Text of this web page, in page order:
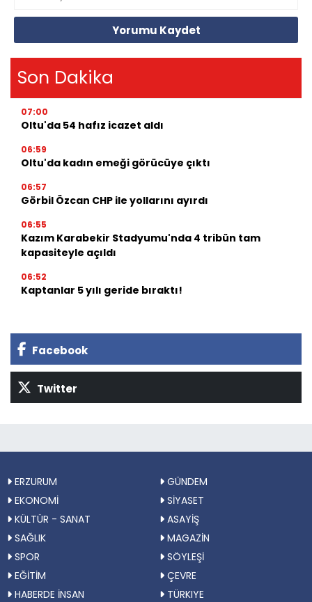
Yorumu Kaydet
Son Dakika
07:00
Oltu'da 54 hafız icazet aldı
06:59
Oltu'da kadın emeği görücüye çıktı
06:57
Görbil Özcan CHP ile yollarını ayırdı
06:55
Kazım Karabekir Stadyumu'nda 4 tribün tam
kapasiteyle açıldı
06:52
Kaptanlar 5 yılı geride bıraktı!
Facebook
Twitter
ERZURUM
GÜNDEM
EKONOMİ
SİYASET
KÜLTÜR - SANAT
ASAYİŞ
SAĞLIK
MAGAZİN
SPOR
SÖYLEŞİ
EĞİTİM
ÇEVRE
HABERDE İNSAN
TÜRKIYE